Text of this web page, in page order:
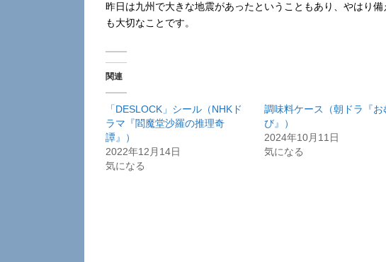
昨日は九州で大きな地震があったということもあり、やはり
も大切なことです。
関連
「DESLOCK」シール（NHKド
ラマ『閻魔堂沙羅の推理奇
譚』）
2022年12月14日
気になる
調味料ケース（朝ドラ『お
び』）
2024年10月11日
気になる